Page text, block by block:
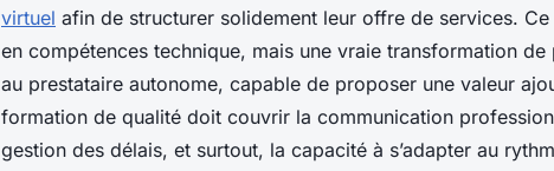
virtuel afin de structurer solidement leur offre de services. Ce
en compétences technique, mais une vraie transformation
au prestataire autonome, capable de proposer une valeur
formation de qualité doit couvrir la communication
gestion des délais, et surtout, la capacité à s’adapter au